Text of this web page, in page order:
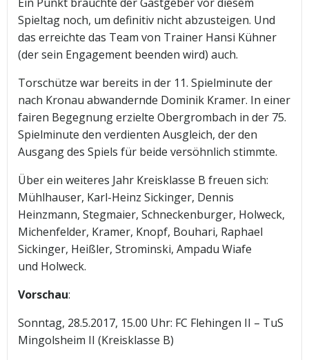
Spieltag noch, um definitiv nicht abzusteigen. Und
das erreichte das Team von Trainer Hansi Kühner
(der sein Engagement beenden wird) auch.
Torschütze war bereits in der 11. Spielminute der
nach Kronau abwandernde Dominik Kramer. In einer
fairen Begegnung erzielte Obergrombach in der 75.
Spielminute den verdienten Ausgleich, der den
Ausgang des Spiels für beide versöhnlich stimmte.
Über ein weiteres Jahr Kreisklasse B freuen sich:
Mühlhauser, Karl-Heinz Sickinger, Dennis
Heinzmann, Stegmaier, Schneckenburger, Holweck,
Michenfelder, Kramer, Knopf, Bouhari, Raphael
Sickinger, Heißler, Strominski, Ampadu Wiafe
und Holweck.
Vorschau:
Sonntag, 28.5.2017, 15.00 Uhr: FC Flehingen II – TuS
Mingolsheim II (Kreisklasse B)